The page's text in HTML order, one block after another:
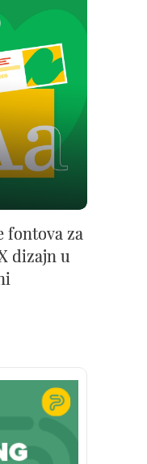
fontova za
dizajn u